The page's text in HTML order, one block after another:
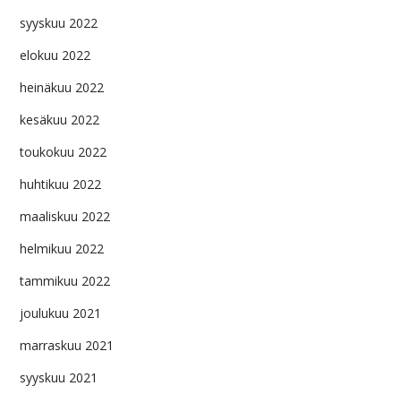
syyskuu 2022
elokuu 2022
heinäkuu 2022
kesäkuu 2022
toukokuu 2022
huhtikuu 2022
maaliskuu 2022
helmikuu 2022
tammikuu 2022
joulukuu 2021
marraskuu 2021
syyskuu 2021